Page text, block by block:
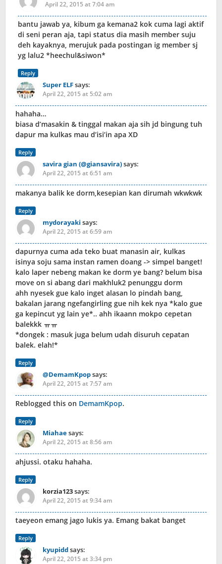
April 22, 2015 at 7:04 am
bantu jawab ya, kibum ga kemana2 kok cuma lagi aktif
di seni peran aja, tapi status dia masih member suju
deh kayaknya, merujuk pada postingan ig member sj
yg lalu2 *heechul&siwon*
Reply
Super ELFsays:
April 22, 2015 at 5:02 am
hahaha…
biasa d’masakin & tinggal makan aja sih jd bingung tuh
dapur ma kulkas mau d’isi’in apa XD
Reply
savira gian (@giansavira)says:
April 22, 2015 at 6:51 am
makanya balik ke dorm,kesepian kan dirumah wkwkwk
Reply
mydorayaki says:
April 22, 2015 at 6:59 am
dapurnya cuma ada teko buat manasin air, kulkas
isinya soju sama instan ramen doang -> simpel banget!
kalo laper nebeng makan ke dorm ye bang? belum bisa
move on si abang dari makhluk2 penunggu dorm
ahh nyesek gue kalo inget alasan lo pindah bang,
bakalan jarang ngefangirling gue nih kek nya *kalo gue
ga kepincut yg lain ye*.. ahh ikaann mokpo cepetan
balekkk ㅠㅠ
*dongek : masuk juga belum udah disuruh cepatan
balek. elah!*
Reply
@DemamKpopsays:
April 22, 2015 at 7:57 am
Reblogged this on DemamKpop.
Reply
Miahaesays:
April 22, 2015 at 8:56 am
ahjussi. otaku hahaha.
Reply
korzia123says:
April 22, 2015 at 9:34 am
taeyeon emang jago lukis ya. Emang bakat banget
Reply
kyupiddsays:
April 22, 2015 at 3:34 pm